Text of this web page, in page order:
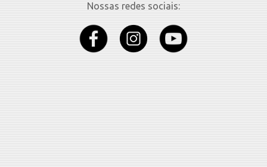
Nossas redes sociais: